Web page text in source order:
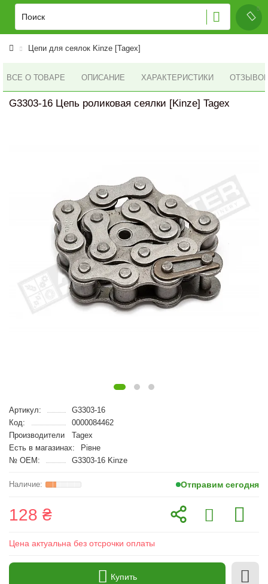
Цепи для сеялок Kinze [Tagex]
ВСЕ О ТОВАРЕ ОПИСАНИЕ ХАРАКТЕРИСТИКИ ОТЗЫВОВ
G3303-16 Цепь роликовая сеялки [Kinze] Tagex
Артикул:
G3303-16
Код:
0000084462
Производители
Tagex
Есть в магазинах:
Рівне
№ OEM:
G3303-16 Kinze
Отправим сегодня
128 ₴
Цена актуальна без отсрочки оплаты
Купить